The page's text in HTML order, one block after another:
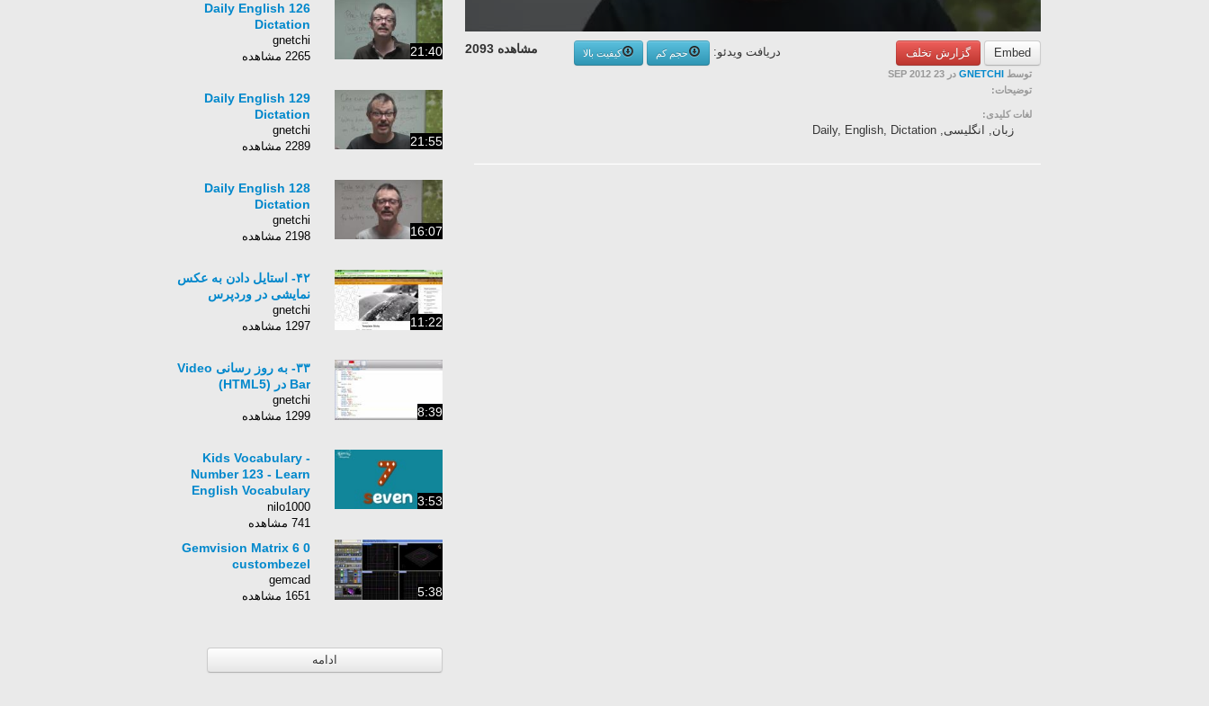
Embed گزارش تخلف مشاهده 2093 دریافت ویدئو: حجم کم
کیفیت بالا
توسط GNETCHI در 23 SEP 2012
توضیحات:
لغات کلیدی:
زبان, انگلیسی, Daily, English, Dictation
21:40
126 Daily English
Dictation
gnetchi
2265 مشاهده
21:55
129 Daily English
Dictation
gnetchi
2289 مشاهده
16:07
128 Daily English
Dictation
gnetchi
2198 مشاهده
11:22
۴۲- استایل دادن به عکس
نمایشی در وردپرس
gnetchi
1297 مشاهده
8:39
۳۳- به روز رسانی Video
Bar در (HTML5)
gnetchi
1299 مشاهده
3:53
Kids Vocabulary -
Number 123 - Learn
English Vocabulary
for Kids - English
Educational Video
nilo1000
741 مشاهده
5:38
Gemvision Matrix 6 0
custombezel
gemcad
1651 مشاهده
ادامه